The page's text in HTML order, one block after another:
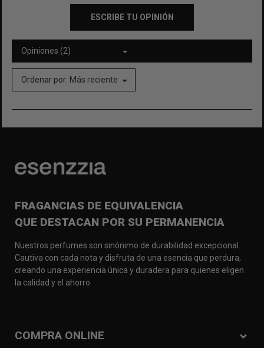
ESCRIBE TU OPINIÓN
Opiniones (2)
Ordenar por: Más reciente
FRAGANCIAS DE EQUIVALENCIA
QUE DESTACAN POR SU PERMANENCIA
Nuestros perfumes son sinónimo de durabilidad excepcional.
Cautiva con cada nota y disfruta de una esencia que perdura,
creando una experiencia única y duradera para quienes eligen
la calidad y el ahorro.
COMPRA ONLINE